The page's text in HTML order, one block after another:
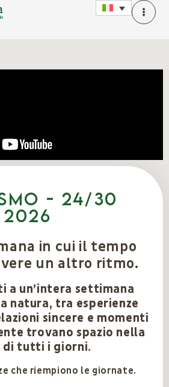
- 24/30
in cui il tempo
un altro ritmo.
a un’intera settimana
natura, tra esperienze
sincere e momenti
trovano spazio nella
di tutti i giorni.
che riempiono le giornate.